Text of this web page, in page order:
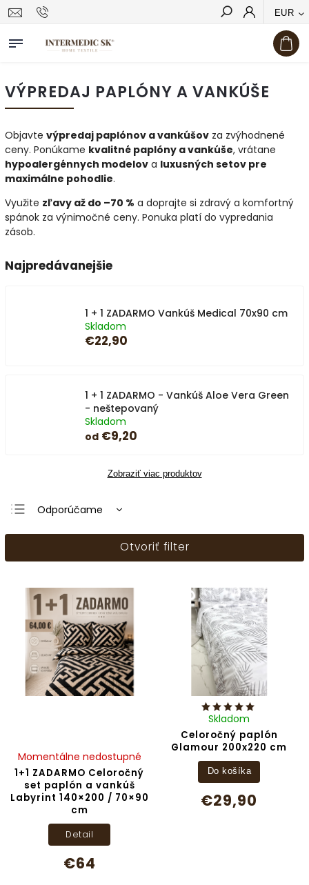
EUR
Hľadať
VÝPREDAJ PAPLÓNY A VANKÚŠE
Objavte výpredaj paplónov a vankúšov za zvýhodnené
ceny. Ponúkame kvalitné paplóny a vankúše, vrátane
hypoalergénnych modelov a luxusných setov pre
maximálne pohodlie.
Využite zľavy až do –70 % a doprajte si zdravý a komfortný
spánok za výnimočné ceny. Ponuka platí do vypredania
zásob.
Najpredávanejšie
1 + 1 ZADARMO Vankúš Medical 70x90 cm
Skladom
€22,90
1 + 1 ZADARMO - Vankúš Aloe Vera Green
- neštepovaný
Skladom
od €9,20
Zobraziť viac produktov
Odporúčame
Najlacnejšie
Abecedne
Otvoriť filter
1+1 ZADARMO Celoročný
set paplón a vankúš
Labyrint 140×200 / 70×90
cm
Momentálne nedostupné
€64
Detail
Celoročný paplón
Glamour 200x220 cm
Skladom
€29,90
Do košíka